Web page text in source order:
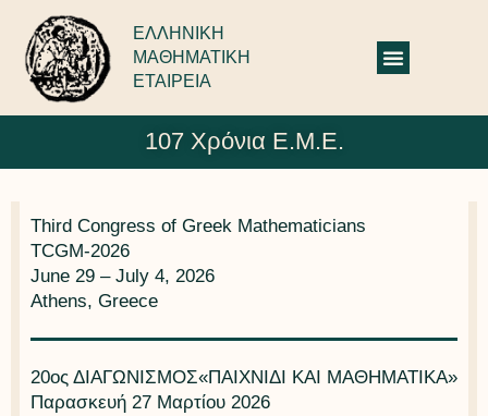
ΕΛΛΗΝΙΚΗ
ΜΑΘΗΜΑΤΙΚΗ
ΕΤΑΙΡΕΙΑ
107 Χρόνια Ε.Μ.Ε.
Third Congress of Greek Mathematicians
TCGM-2026
June 29 – July 4, 2026
Athens, Greece
20ος ΔΙΑΓΩΝΙΣΜΟΣ«ΠΑΙΧΝΙΔΙ ΚΑΙ ΜΑΘΗΜΑΤΙΚΑ»
Παρασκευή 27 Μαρτίου 2026